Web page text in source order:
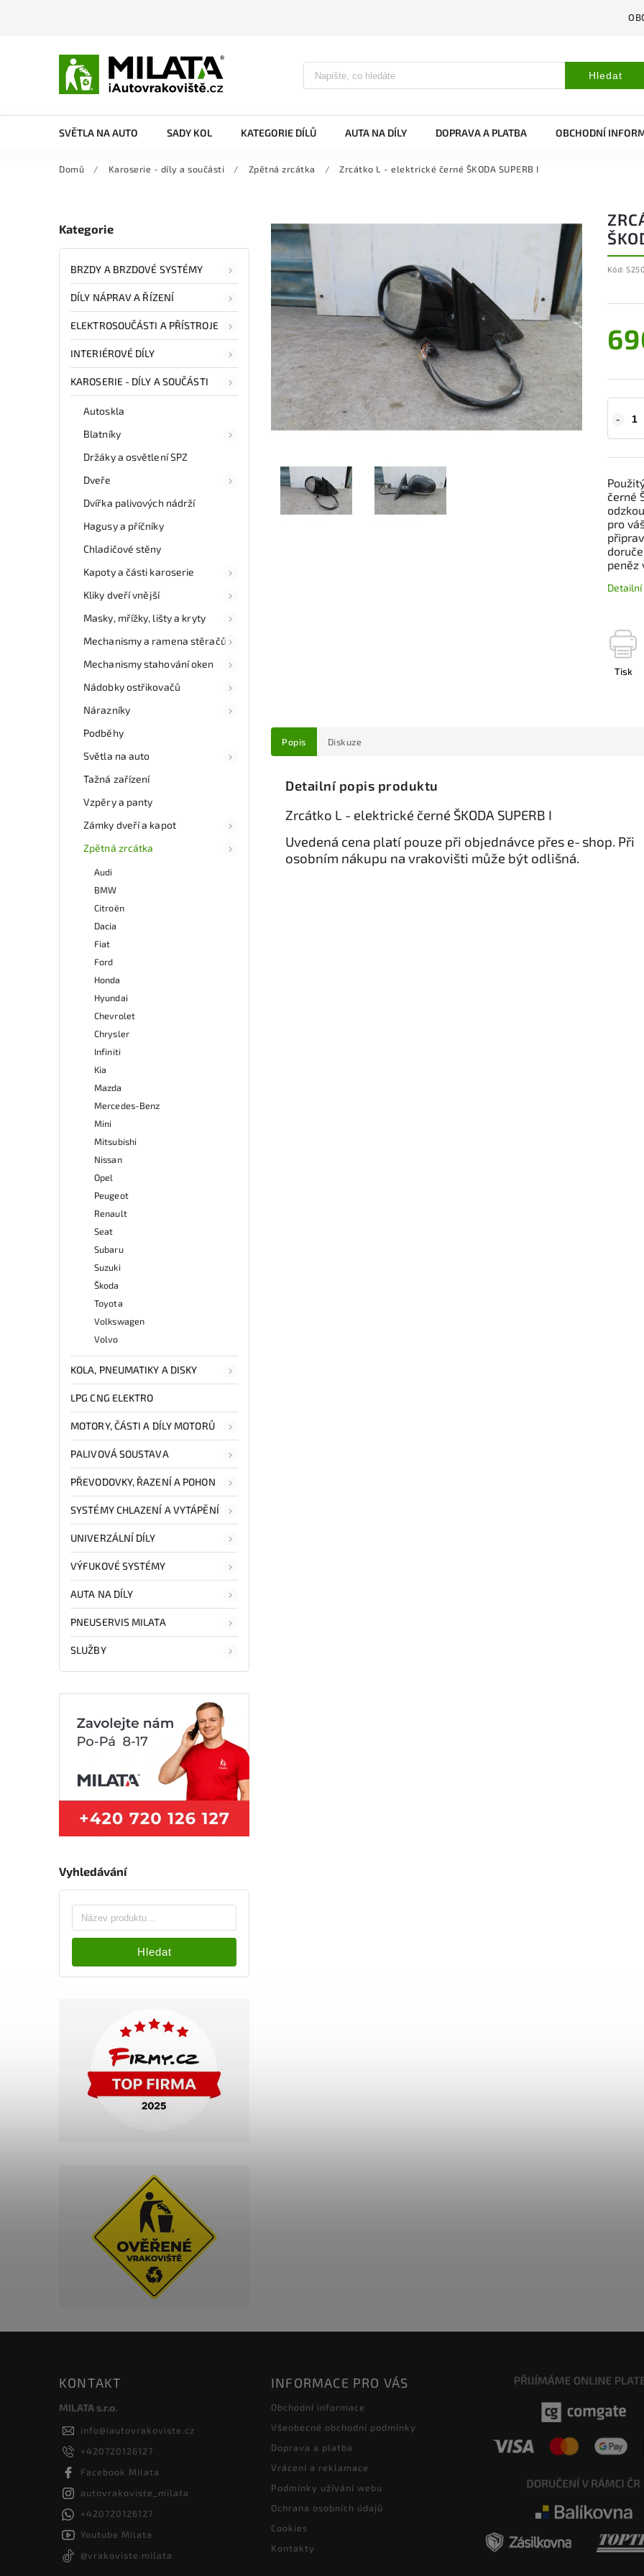
Hledat
SVĚTLA NA AUTO SADY KOL KATEGORIE DÍLŮ AUTA NA DÍLY DOPRAVA A PLATBA OBCHODNÍ
Domů / Karoserie - díly a součásti / Zpětná zrcátka / Zrcátko L - elektrické černé ŠKODA SUPERB I
Kategorie
BRZDY A BRZDOVÉ SYSTÉMY
DÍLY NÁPRAV A ŘÍZENÍ
ELEKTROSOUČÁSTI A PŘÍSTROJE
INTERIÉROVÉ DÍLY
KAROSERIE - DÍLY A SOUČÁSTI
Autoskla
Blatníky
Držáky a osvětlení SPZ
Dveře
Dvířka palivových nádrží
Hagusy a příčníky
Chladičové stěny
Kapoty a části karoserie
Kliky dveří vnější
Masky, mřížky, lišty a kryty
Mechanismy a ramena stěračů
Mechanismy stahování oken
Nádobky ostřikovačů
Nárazníky
Podběhy
Světla na auto
Tažná zařízení
Vzpěry a panty
Zámky dveří a kapot
Zpětná zrcátka
Audi
BMW
Citroën
Dacia
Fiat
Ford
Honda
Hyundai
Chevrolet
Chrysler
Infiniti
Kia
Mazda
Mercedes-Benz
Mini
Mitsubishi
Nissan
Opel
Peugeot
Renault
Seat
Subaru
Suzuki
Škoda
Toyota
Volkswagen
Volvo
KOLA, PNEUMATIKY A DISKY
LPG CNG ELEKTRO
MOTORY, ČÁSTI A DÍLY MOTORŮ
PALIVOVÁ SOUSTAVA
PŘEVODOVKY, ŘAZENÍ A POHON
SYSTÉMY CHLAZENÍ A VYTÁPĚNÍ
UNIVERZÁLNÍ DÍLY
VÝFUKOVÉ SYSTÉMY
AUTA NA DÍLY
PNEUSERVIS MILATA
SLUŽBY
Vyhledávání
Hledat
Kód:
černé
pro
peněz
Tisk
Popis Diskuze
Detailní popis produktu
Zrcátko L - elektrické černé ŠKODA SUPERB I
Uvedená cena platí pouze při objednávce přes e‑shop. Při
osobním nákupu na vrakovišti může být odlišná.
KONTAKT
MILATA s.r.o.
info@iautovrakoviste.cz
+420720126127
Facebook Milata
autovrakoviste_milata
+420720126127
Youtube Milata
@vrakoviste.milata
INFORMACE PRO VÁS
Obchodní informace
Všeobecné obchodní podmínky
Doprava a platba
Vrácení a reklamace
Podmínky užívání webu
Ochrana osobních údajů
Cookies
Kontakty